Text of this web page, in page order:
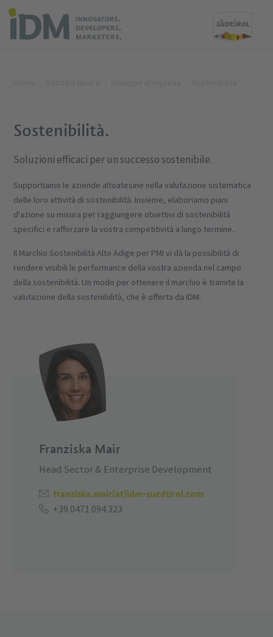
Sostenibilità.
Soluzioni efficaci per un successo sostenibile.
Supportiamo le aziende altoatesine nella valutazione sistematica
delle loro attività di sostenibilità. Insieme, elaboriamo piani
d'azione su misura per raggiungere obiettivi di sostenibilità
specifici e rafforzare la vostra competitività a lungo termine.
Il Marchio Sostenibilità Alto Adige per PMI vi dà la possibilità di
rendere visibili le performance della vostra azienda nel campo
della sostenibilità. Un modo per ottenere il marchio è tramite la
valutazione della sostenibilità, che è offerta da IDM.
Franziska Mair
Head Sector & Enterprise Development
franziska.mair[at]idm-suedtirol.com
+39 0471 094 323